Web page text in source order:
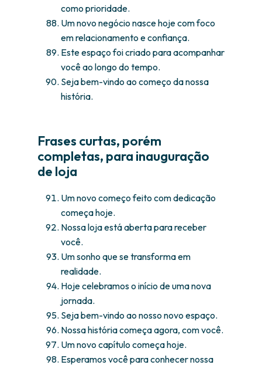
como prioridade.
Um novo negócio nasce hoje com foco
em relacionamento e confiança.
Este espaço foi criado para acompanhar
você ao longo do tempo.
Seja bem-vindo ao começo da nossa
história.
Frases curtas, porém
completas, para inauguração
de loja
Um novo começo feito com dedicação
começa hoje.
Nossa loja está aberta para receber
você.
Um sonho que se transforma em
realidade.
Hoje celebramos o início de uma nova
jornada.
Seja bem-vindo ao nosso novo espaço.
Nossa história começa agora, com você.
Um novo capítulo começa hoje.
Esperamos você para conhecer nossa